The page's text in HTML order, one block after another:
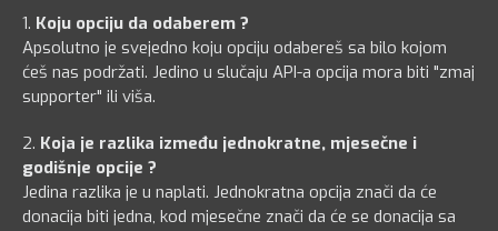
1. Koju opciju da odaberem ?
Apsolutno je svejedno koju opciju odabereš sa bilo kojom
ćeš nas podržati. Jedino u slučaju API-a opcija mora biti "zmaj
supporter" ili viša.
2. Koja je razlika između jednokratne, mjesečne i
godišnje opcije ?
Jedina razlika je u naplati. Jednokratna opcija znači da će
donacija biti jedna, kod mjesečne znači da će se donacija sa